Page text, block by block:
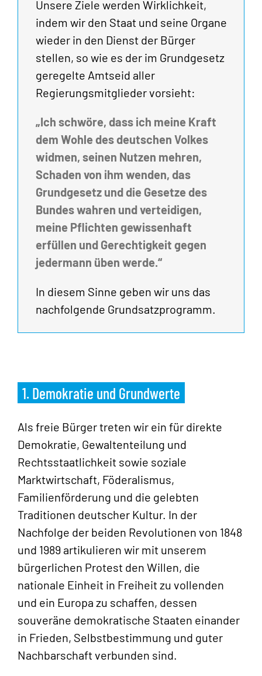
Unsere Ziele werden Wirklichkeit,
indem wir den Staat und seine Organe
wieder in den Dienst der Bürger
stellen, so wie es der im Grundgesetz
geregelte Amtseid aller
Regierungsmitglieder vorsieht:
„Ich schwöre, dass ich meine Kraft
dem Wohle des deutschen Volkes
widmen, seinen Nutzen mehren,
Schaden von ihm wenden, das
Grundgesetz und die Gesetze des
Bundes wahren und verteidigen,
meine Pflichten gewissenhaft
erfüllen und Gerechtigkeit gegen
jedermann üben werde.“
In diesem Sinne geben wir uns das
nachfolgende Grundsatzprogramm.
1. Demokratie und Grundwerte
Als freie Bürger treten wir ein für direkte
Demokratie, Gewaltenteilung und
Rechtsstaatlichkeit sowie soziale
Marktwirtschaft, Föderalismus,
Familienförderung und die gelebten
Traditionen deutscher Kultur. In der
Nachfolge der beiden Revolutionen von 1848
und 1989 artikulieren wir mit unserem
bürgerlichen Protest den Willen, die
nationale Einheit in Freiheit zu vollenden
und ein Europa zu schaffen, dessen
souveräne demokratische Staaten einander
in Frieden, Selbstbestimmung und guter
Nachbarschaft verbunden sind.